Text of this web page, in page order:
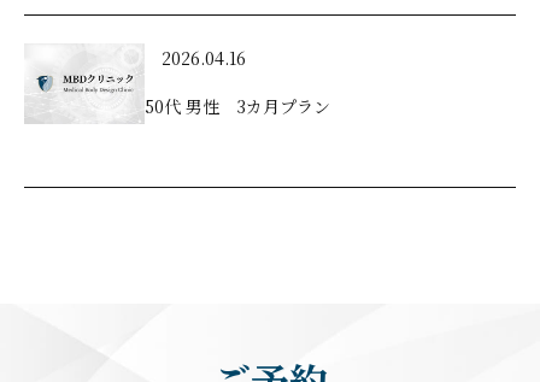
2026.04.16
50代 男性 3カ月プラン